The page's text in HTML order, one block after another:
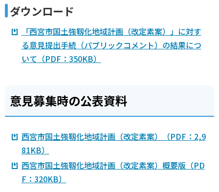
ダウンロード
「西宮市国土強靱化地域計画（改定素案）」に対す
る意見提出手続（パブリックコメント）の結果につ
いて（PDF：350KB）
意見募集時の公表資料
西宮市国土強靱化地域計画（改定素案）（PDF：2,9
81KB）
西宮市国土強靱化地域計画（改定素案）概要版（PD
F：320KB）